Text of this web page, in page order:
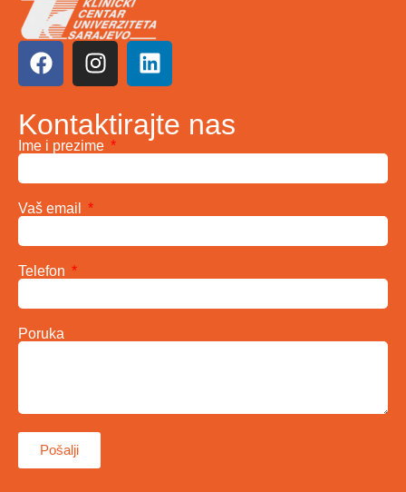
Kontaktirajte nas
Ime i prezime
Vaš email
Telefon
Poruka
Pošalji